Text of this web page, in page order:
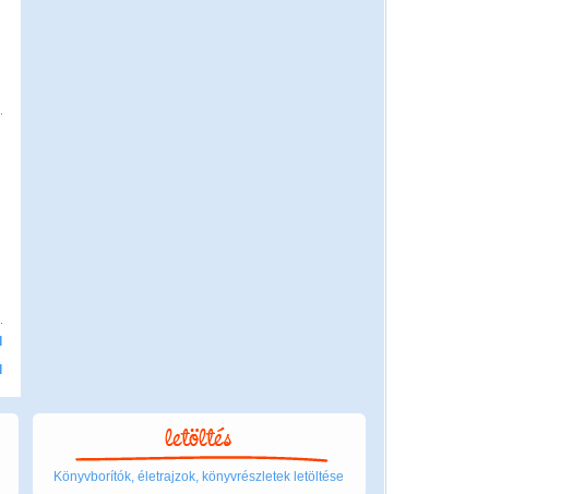
Könyvborítók, életrajzok, könyvrészletek letöltése